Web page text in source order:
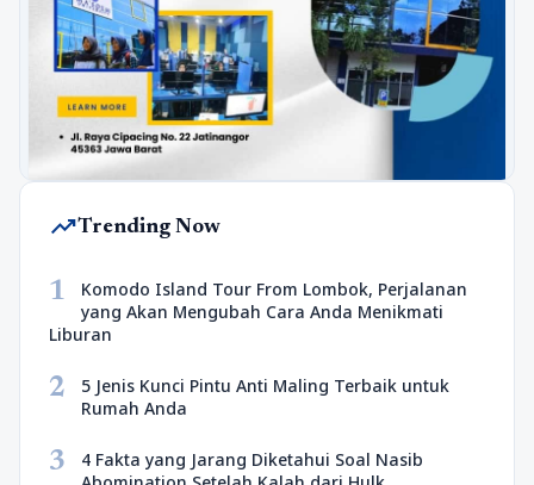
trending_upTrending Now
1
Komodo Island Tour From Lombok, Perjalanan
yang Akan Mengubah Cara Anda Menikmati
Liburan
2
5 Jenis Kunci Pintu Anti Maling Terbaik untuk
Rumah Anda
3
4 Fakta yang Jarang Diketahui Soal Nasib